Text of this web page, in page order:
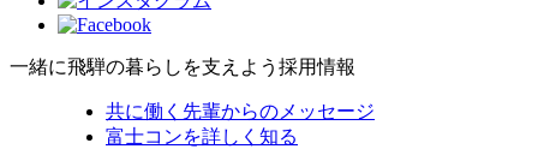
一緒に飛騨の暮らしを支えよう 採用情報
共に働く先輩からのメッセージ
富士コンを詳しく知る